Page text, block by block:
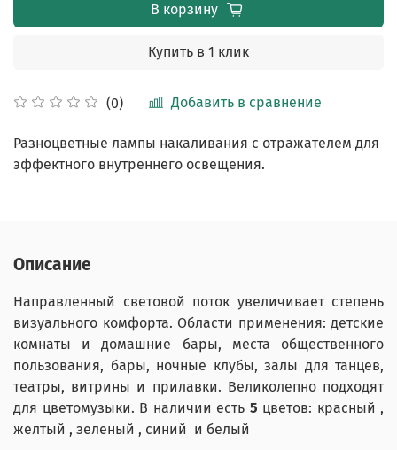
(0) Добавить в сравнение
В корзину
Купить в 1 клик
Разноцветные лампы накаливания с отражателем для
эффектного внутреннего освещения.
Описание
Направленный световой поток увеличивает степень
визуального комфорта. Области применения: детские
комнаты и домашние бары, места общественного
пользования, бары, ночные клубы, залы для танцев,
театры, витрины и прилавки. Великолепно подходят
для цветомузыки. В наличии есть 5 цветов: красный ,
желтый , зеленый , синий и белый